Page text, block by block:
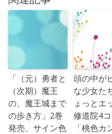
「（元）勇者と
（次期）魔王
の、魔王城まで
の歩き方」2巻
発売、サイン色
頭の中が
な少女た
ょっとエ
修道院4
「桃色カ